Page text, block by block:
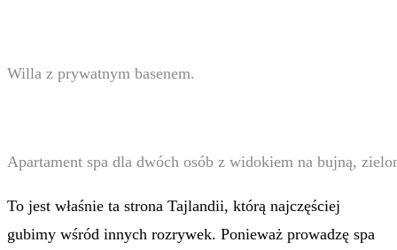
Willa z prywatnym basenem.
Apartament spa dla dwóch osób z widokiem na bujną,
To jest właśnie ta strona Tajlandii, którą najczęściej
gubimy wśród innych rozrywek. Ponieważ prowadzę spa